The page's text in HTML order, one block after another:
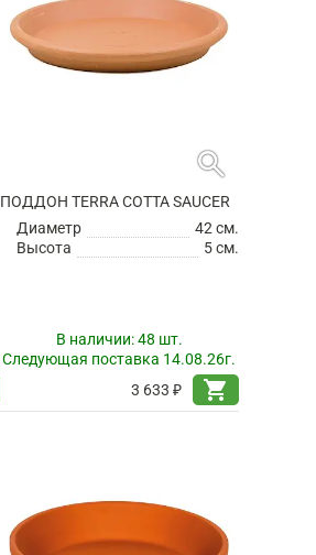
search
ПОДДОН TERRA COTTA SAUCER
Диаметр
42 см.
Высота
5 см.
В наличии:48 шт.
Следующая поставка 14.08.26г.
3 633 ₽
shopping_cart